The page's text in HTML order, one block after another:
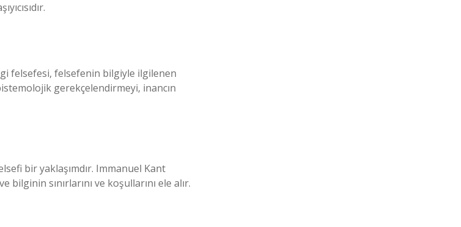
felsefesi, felsefenin bilgiyle ilgilenen
gerekçelendirmeyi, inancın
bir yaklaşımdır. Immanuel Kant
sınırlarını ve koşullarını ele alır.